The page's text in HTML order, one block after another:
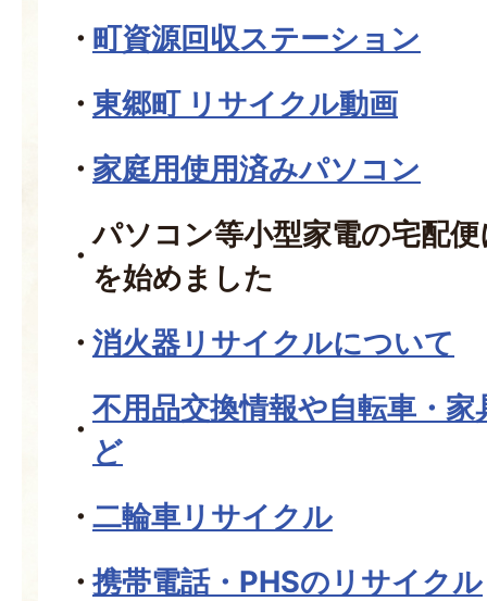
町資源回収ステーション
東郷町 リサイクル動画
家庭用使用済みパソコン
パソコン等小型家電の宅配
を始めました
消火器リサイクルについて
不用品交換情報や自転車・
ど
二輪車リサイクル
携帯電話・PHSのリサイクル